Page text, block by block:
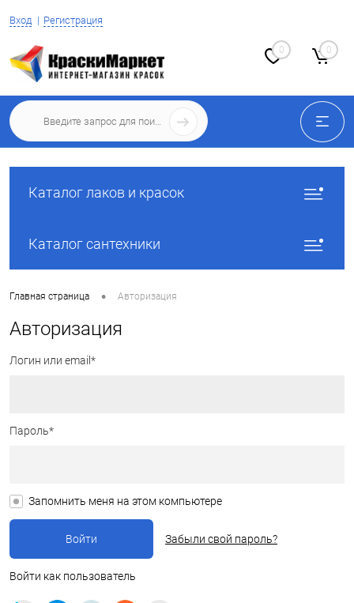
Вход Регистрация
0 0
Каталог лаков и красок
Каталог сантехники
Главная страница • Авторизация
Авторизация
Логин или email*
Пароль*
Запомнить меня на этом компьютере
Забыли свой пароль?
Войти как пользователь